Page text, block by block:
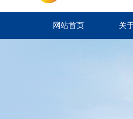
网站首页 关